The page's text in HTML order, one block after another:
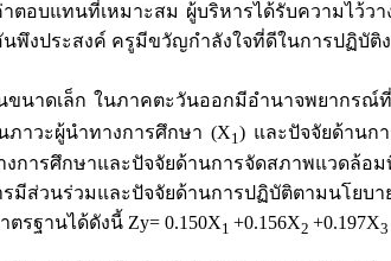
อบแทนที่เหมาะสม ผู้บริหารได้รับความไว้ว
ประสงค์ ครูมีขวัญกำลังใจที่ดีในการปฏิบัติ
ดเล็ก ในภาคตะวันออกมีอำนาจพยากรณ์ที่
ภาวะผู้นำทางการศึกษา (X1 ) และปัจจัยด้านก
รศึกษาและปัจจัยด้านการจัดสภาพแวดล้อม
ส่วนร่วมและปัจจัยด้านการปฏิบัติตามนโยบ
รฐานได้ดังนี้ Zy= 0.150X1 +0.156X2 +0.197X3